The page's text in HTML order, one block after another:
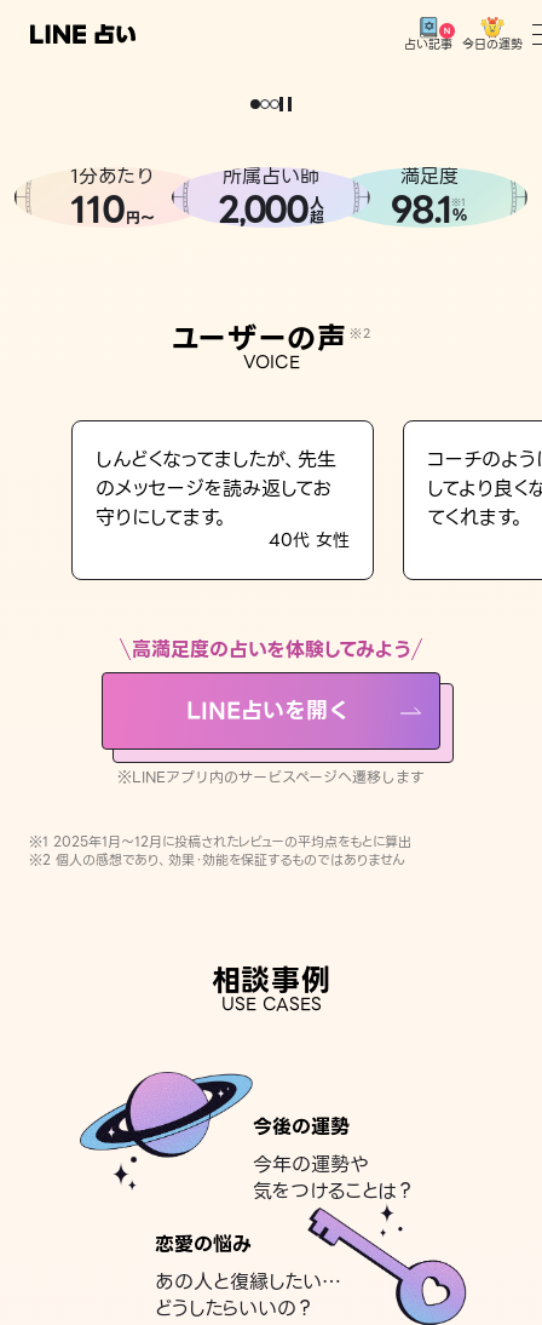
占い記事 今日の運勢
相談事例
LINE占いを開く
※LINEアプリ内のサービスページへ遷移します
どうせなら
。
1分あたり
110円〜
所属占い師
2,000人
超
満足度
98.1※1
%
ユーザーの声 ※2
VOICE
しんどくなってましたが、先生
のメッセージを読み返してお
守りにしてます。
40代 女性
コーチのよ
してより良
てくれます。
高満足度の占いを体験してみよう
LINE占いを開く
※LINEアプリ内のサービスページへ遷移します
※1 2025年1月〜12月に投稿されたレビューの平均点をもとに算出
※2 個人の感想であり、効果・効能を保証するものではありません
相談事例
USE CASES
今後の運勢
今年の運勢や
気をつけることは？
恋愛の悩み
あの人と復縁したい…
どうしたらいいの？